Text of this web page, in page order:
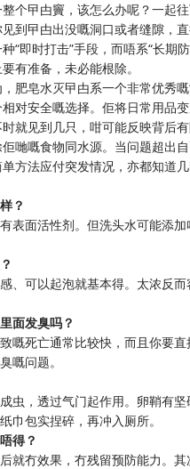
个曱甴竇，该怎么办呢？一起
到曱甴出没嘅洞口或者缝隙，
“即时打击”手段，而唔系“长期
有准备，未必能根除。
肥皂水灭曱甴系一个非常优秀
对安全嘅选择。佢将日常用品
就见到几只，咁可能反映背后
哋嘅食物同水源。当问题超出
方法应付突发情况，亦都知道
？
表面活性剂。但洗头水可能添
、可以起泡就基本得。太浓反
面发臭吗？
嘅死亡通常比较快，而且你要
嘅问题。
虫，透过气门起作用。卵鞘有
巾包实捏碎，再冲入厕所。
得？
就冇效果，冇残留预防能力。